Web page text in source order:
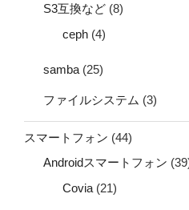
S3互換など (8)
ceph (4)
samba (25)
ファイルシステム (3)
スマートフォン (44)
Androidスマートフォン
Covia (21)